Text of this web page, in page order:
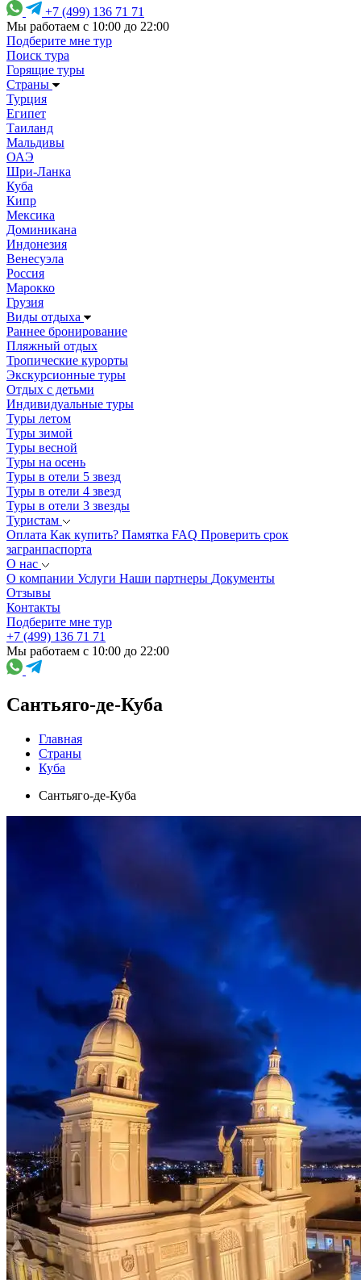
+7 (499) 136 71 71
Мы работаем с 10:00 до 22:00
Подберите мне тур
Поиск тура
Горящие туры
Страны
Турция
Египет
Таиланд
Мальдивы
ОАЭ
Шри-Ланка
Куба
Кипр
Мексика
Доминикана
Индонезия
Венесуэла
Россия
Марокко
Грузия
Виды отдыха
Раннее бронирование
Пляжный отдых
Тропические курорты
Экскурсионные туры
Отдых с детьми
Индивидуальные туры
Туры летом
Туры зимой
Туры весной
Туры на осень
Туры в отели 5 звезд
Туры в отели 4 звезд
Туры в отели 3 звезды
Туристам
Оплата Как купить? Памятка FAQ Проверить срок
загранпаспорта
О нас
О компании Услуги Наши партнеры Документы
Отзывы
Контакты
Подберите мне тур
+7 (499) 136 71 71
Мы работаем с 10:00 до 22:00
Сантьяго-де-Куба
Главная
Страны
Куба
Сантьяго-де-Куба